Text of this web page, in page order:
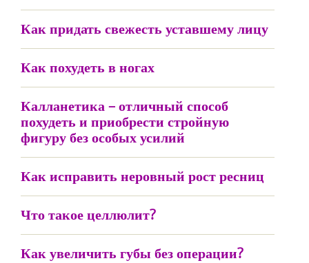
Как придать свежесть уставшему лицу
Как похудеть в ногах
Калланетика – отличный способ
похудеть и приобрести стройную
фигуру без особых усилий
Как исправить неровный рост ресниц
Что такое целлюлит?
Как увеличить губы без операции?